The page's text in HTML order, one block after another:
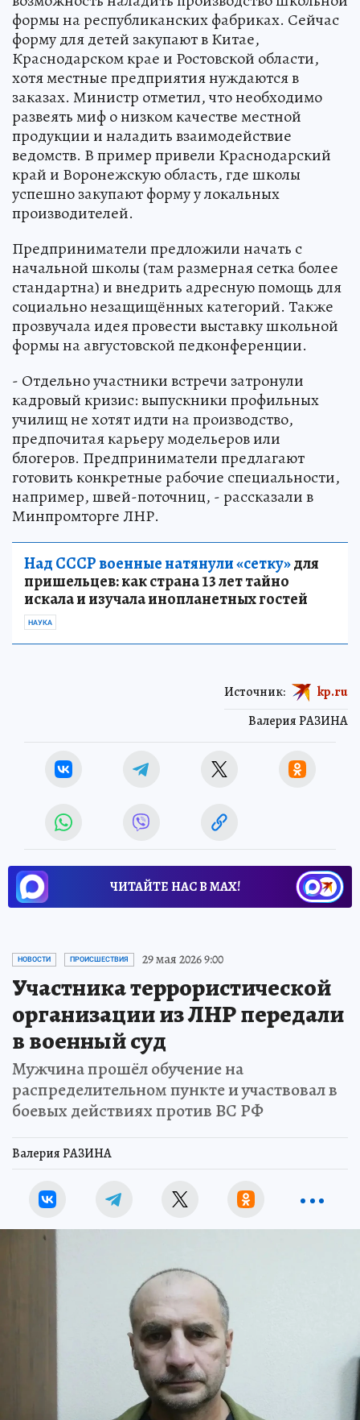
возможность наладить производство школьной
формы на республиканских фабриках. Сейчас
форму для детей закупают в Китае,
Краснодарском крае и Ростовской области,
хотя местные предприятия нуждаются в
заказах. Министр отметил, что необходимо
развеять миф о низком качестве местной
продукции и наладить взаимодействие
ведомств. В пример привели Краснодарский
край и Воронежскую область, где школы
успешно закупают форму у локальных
производителей.
Предприниматели предложили начать с
начальной школы (там размерная сетка более
стандартна) и внедрить адресную помощь для
социально незащищённых категорий. Также
прозвучала идея провести выставку школьной
формы на августовской педконференции.
- Отдельно участники встречи затронули
кадровый кризис: выпускники профильных
училищ не хотят идти на производство,
предпочитая карьеру модельеров или
блогеров. Предприниматели предлагают
готовить конкретные рабочие специальности,
например, швей-поточниц, - рассказали в
Минпромторге ЛНР.
Над СССР военные натянули «сетку» для
пришельцев: как страна 13 лет тайно
искала и изучала инопланетных гостей
Участника террористической
организации из ЛНР передали
в военный суд
Мужчина прошёл обучение на
распределительном пункте и участвовал в
боевых действиях против ВС РФ